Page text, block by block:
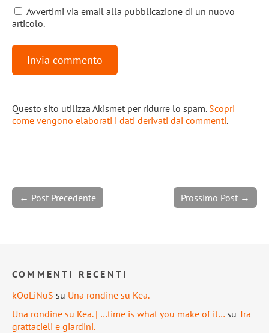
Avvertimi via email alla pubblicazione di un nuovo
articolo.
Questo sito utilizza Akismet per ridurre lo spam. Scopri
come vengono elaborati i dati derivati dai commenti.
Prossimo Post →
← Post Precedente
COMMENTI RECENTI
kOoLiNuS su Una rondine su Kea.
Una rondine su Kea. | …time is what you make of it… su Tra
grattacieli e giardini.